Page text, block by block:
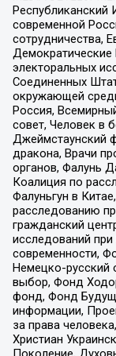
Республиканский
современной
сотрудничества,
электоральных
Соединенных
окружающей
Россия,
совет, Человек в
Джеймстаунский
дракона, Врачи
органов, Фалунь
Коалиция по
Фалуньгун в
расследованию
гражданский
исследований
современности,
Немецко-русский
выбор, Фонд
фонд, Фонд
информации,
за права
Христиан